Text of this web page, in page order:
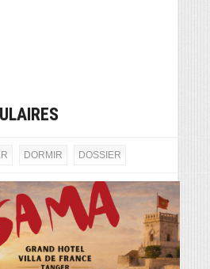
DORMIR DOSSIER